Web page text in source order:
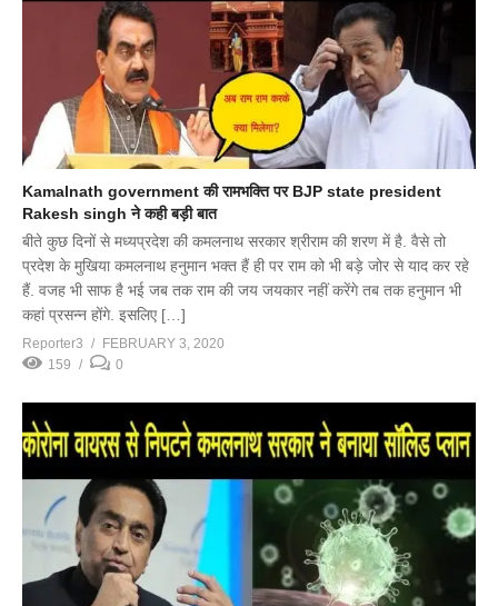
Kamalnath government की रामभक्ति पर BJP state president
Rakesh singh ने कही बड़ी बात
बीते कुछ दिनों से मध्यप्रदेश की कमलनाथ सरकार श्रीराम की शरण में है. वैसे तो
प्रदेश के मुखिया कमलनाथ हनुमान भक्त हैं ही पर राम को भी बड़े जोर से याद कर रहे
हैं. वजह भी साफ है भई जब तक राम की जय जयकार नहीं करेंगे तब तक हनुमान भी
कहां प्रसन्न होंगे. इसलिए […]
Reporter3
FEBRUARY 3, 2020
159
0